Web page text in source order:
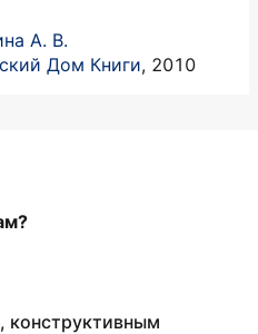
А. В.
Дом Книги, 2010
конструктивным